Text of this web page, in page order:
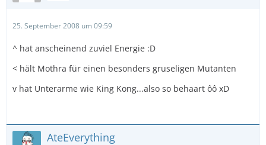
25. September 2008 um 09:59
^ hat anscheinend zuviel Energie :D
< hält Mothra für einen besonders gruseligen Mutanten
v hat Unterarme wie King Kong...also so behaart ôô xD
AteEverything